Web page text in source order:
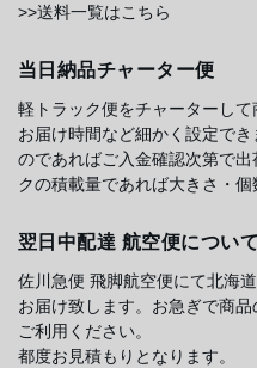
>>送料一覧はこちら
当日納品チャーター便
軽トラック便をチャーターして
お届け時間など細かく設定で
のであればご入金確認次第で
クの積載量であれば大きさ・個
翌日中配達 航空便について
佐川急便 飛脚航空便にて北海
お届け致します。お急ぎで商
ご利用ください。
都度お見積もりとなります。